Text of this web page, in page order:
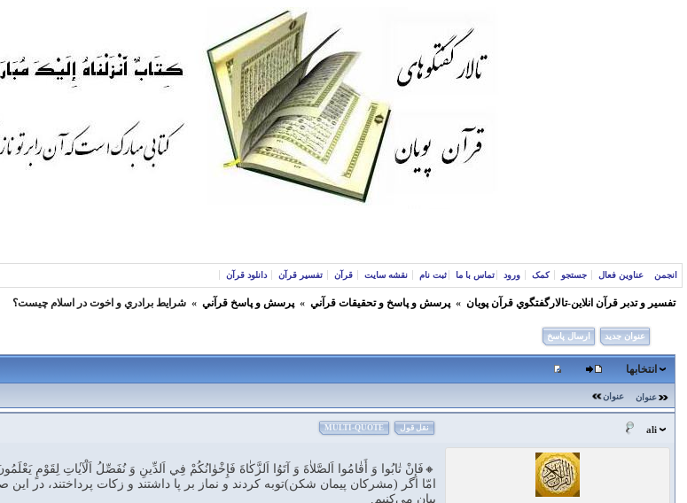
انجمن عناوین فعال جستجو کمک ورود تماس با ما ثبت نام نقشه سایت قرآن تفسیر قرآن دانلود قرآن
تفسير و‌ تدبر قرآن انلاين-تالارگفتگوي قرآن پویان » پرسش و پاسخ و تحقيقات قرآني » پرسش و پاسخ قرآني » شرايط برادري و اخوت در اسلام چيست؟
عنوان جدید ارسال پاسخ
انتخابها
عنوان عنوان
ali نقل قول MULTI-QUOTE
🔸فَإِنْ تٰابُوا وَ أَقٰامُوا اَلصَّلاٰةَ وَ آتَوُا اَلزَّكٰاةَ فَإِخْوٰانُكُمْ فِي اَلدِّينِ وَ نُفَصِّلُ اَلْآيٰاتِ لِقَوْمٍ يَعْلَمُونَ «۱۱» سوره
امّا اگر (مشركان پيمان شكن)توبه كردند و نماز بر پا داشتند و زكات پرداختند، در
بيان مى‌كنيم.